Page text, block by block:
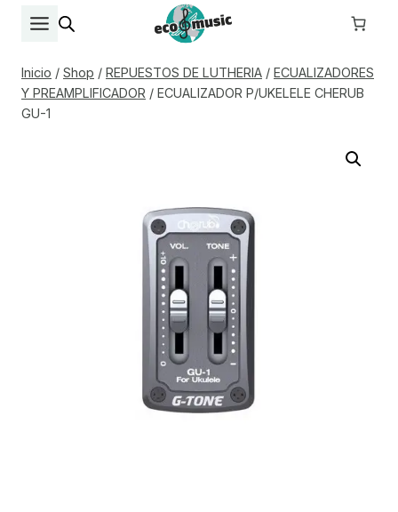
Inicio / Shop / REPUESTOS DE LUTHERIA / ECUALIZADORES
Y PREAMPLIFICADOR / ECUALIZADOR P/UKELELE CHERUB
GU-1